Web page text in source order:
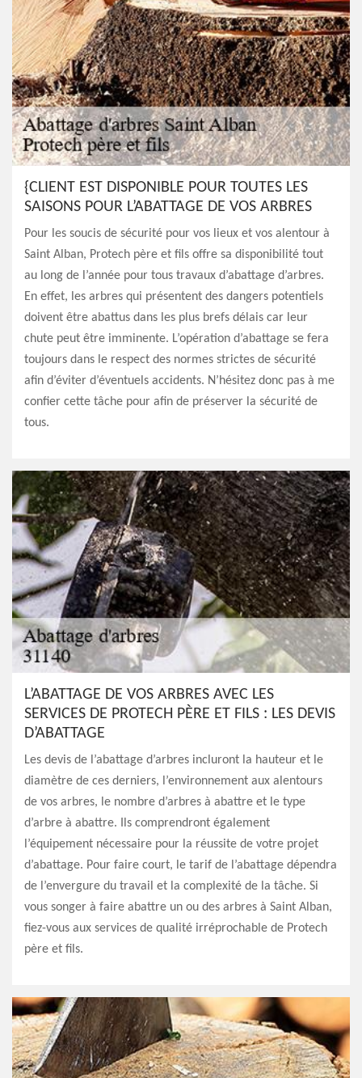
{CLIENT EST DISPONIBLE POUR TOUTES LES
SAISONS POUR L’ABATTAGE DE VOS ARBRES
Pour les soucis de sécurité pour vos lieux et vos alentour à
Saint Alban, Protech père et fils offre sa disponibilité tout
au long de l’année pour tous travaux d’abattage d’arbres.
En effet, les arbres qui présentent des dangers potentiels
doivent être abattus dans les plus brefs délais car leur
chute peut être imminente. L’opération d’abattage se fera
toujours dans le respect des normes strictes de sécurité
afin d’éviter d’éventuels accidents. N’hésitez donc pas à me
confier cette tâche pour afin de préserver la sécurité de
tous.
L’ABATTAGE DE VOS ARBRES AVEC LES
SERVICES DE PROTECH PÈRE ET FILS : LES DEVIS
D’ABATTAGE
Les devis de l’abattage d’arbres incluront la hauteur et le
diamètre de ces derniers, l’environnement aux alentours
de vos arbres, le nombre d’arbres à abattre et le type
d’arbre à abattre. Ils comprendront également
l’équipement nécessaire pour la réussite de votre projet
d’abattage. Pour faire court, le tarif de l’abattage dépendra
de l’envergure du travail et la complexité de la tâche. Si
vous songer à faire abattre un ou des arbres à Saint Alban,
fiez-vous aux services de qualité irréprochable de Protech
père et fils.